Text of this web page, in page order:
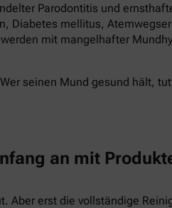
Parodontitis und
Diabetes mellitus,
mit mangelhafter
seinen Mund gesund hält,
an mit
Aber erst die vollständige